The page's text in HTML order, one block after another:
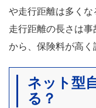
や走行距離は多く
走行距離の長さは
から、保険料が高く
ネット型
る？